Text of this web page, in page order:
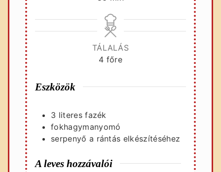
TÁLALÁS
4 főre
Eszközök
3 literes fazék
fokhagymanyomó
serpenyő a rántás elkészítéséhez
A leves hozzávalói